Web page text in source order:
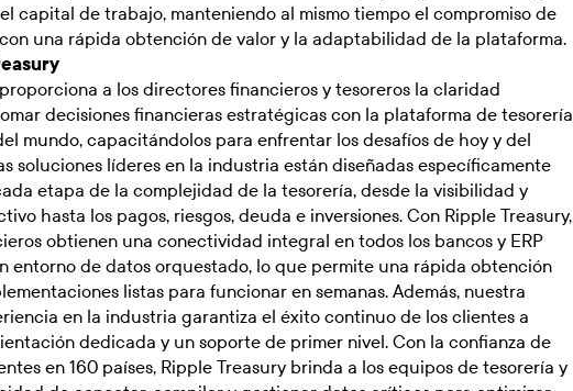
capital de trabajo, manteniendo al mismo tiempo el compromiso de
una rápida obtención de valor y la adaptabilidad de la plataforma.
a los directores financieros y tesoreros la claridad
decisiones financieras estratégicas con la plataforma de tesorería
mundo, capacitándolos para enfrentar los desafíos de hoy y del
soluciones líderes en la industria están diseñadas específicamente
etapa de la complejidad de la tesorería, desde la visibilidad y
hasta los pagos, riesgos, deuda e inversiones. Con Ripple Treasury,
obtienen una conectividad integral en todos los bancos y ERP
entorno de datos orquestado, lo que permite una rápida obtención
listas para funcionar en semanas. Además, nuestra
en la industria garantiza el éxito continuo de los clientes a
dedicada y un soporte de primer nivel. Con la confianza de
en 160 países, Ripple Treasury brinda a los equipos de tesorería y